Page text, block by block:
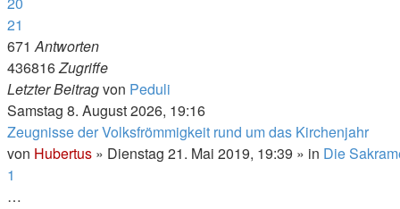
21
671Antworten
436816Zugriffe
Letzter Beitragvon Peduli
Samstag 8. August 2026, 19:16
Zeugnisse der Volksfrömmigkeit rund um das Kirchenjahr
von Hubertus » Dienstag 21. Mai 2019, 19:39 » in Die
1
…